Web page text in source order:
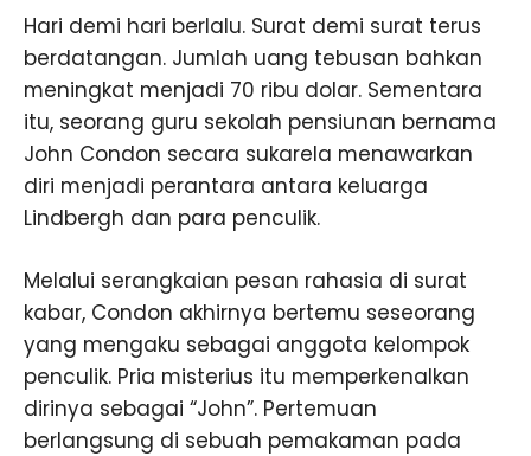
Hari demi hari berlalu. Surat demi surat terus
berdatangan. Jumlah uang tebusan bahkan
meningkat menjadi 70 ribu dolar. Sementara
itu, seorang guru sekolah pensiunan bernama
John Condon secara sukarela menawarkan
diri menjadi perantara antara keluarga
Lindbergh dan para penculik.
Melalui serangkaian pesan rahasia di surat
kabar, Condon akhirnya bertemu seseorang
yang mengaku sebagai anggota kelompok
penculik. Pria misterius itu memperkenalkan
dirinya sebagai “John”. Pertemuan
berlangsung di sebuah pemakaman pada